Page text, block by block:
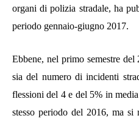
organi di polizia stradale, ha
periodo gennaio-giugno 2017.
Ebbene, nel primosemestre del
sia del numero di incidenti
flessioni del 4 e del 5% in
stesso periodo del 2016, ma si